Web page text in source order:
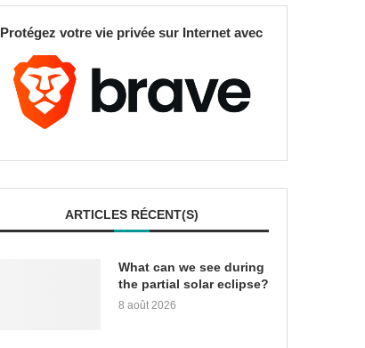
Protégez votre vie privée sur Internet avec
ARTICLES RÉCENT(S)
What can we see during
the partial solar eclipse?
8 août 2026